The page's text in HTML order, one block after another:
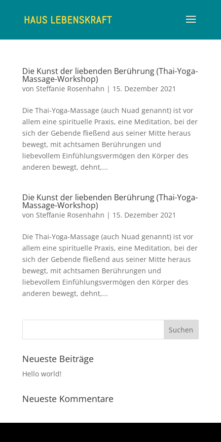
Die Kunst der liebenden Berührung (Thai-Yoga-
Massage-Workshop)
von Steffanie Rosenhahn | 15. Dezember 2021
Die Thai-Yoga-Massage (auch Nuad genannt) ist vor
allem eine spirituelle Praxis, eine Meditation, bei der
sich der Gebende fließend aus seiner Mitte heraus
bewegt, mit achtsamen Berührungen und
liebevollem Einfühlungsvermögen den Körper des
anderen bewegt, dehnt,...
Die Kunst der liebenden Berührung (Thai-Yoga-
Massage-Workshop)
von Steffanie Rosenhahn | 15. Dezember 2021
Die Thai-Yoga-Massage (auch Nuad genannt) ist vor
allem eine spirituelle Praxis, eine Meditation, bei der
sich der Gebende fließend aus seiner Mitte heraus
bewegt, mit achtsamen Berührungen und
liebevollem Einfühlungsvermögen den Körper des
anderen bewegt, dehnt,...
Neueste Beiträge
Hello world!
Neueste Kommentare